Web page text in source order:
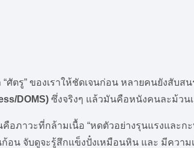
ศัตรู” ของเราให้ชัดเจนก่อน หลายคนยังสับสน
DOMS) ซึ่งจริงๆ แล้วมันคือหนังคนละม้วน
อภาวะที่กล้ามเนื้อ “หดตัวอย่างรุนแรงและก
ก้อน จับดูจะรู้สึกแข็งปั๋งเหมือนหิน และ มีควา